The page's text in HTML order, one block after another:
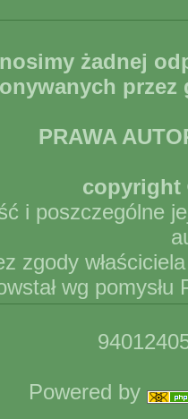
żadnej
PRAWA
copyright
i poszczególne
zgody
wg
Powered by